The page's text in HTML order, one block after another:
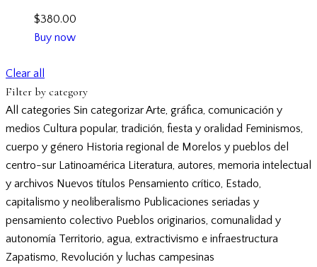
$380.00
Buy now
Clear all
Filter by category
All categories Sin categorizarArte, gráfica, comunicación y
medios Cultura popular, tradición, fiesta y oralidad Feminismos,
cuerpo y género Historia regional de Morelos y pueblos del
centro-sur Latinoamérica Literatura, autores, memoria intelectual
y archivos Nuevos títulos Pensamiento crítico, Estado,
capitalismo y neoliberalismo Publicaciones seriadas y
pensamiento colectivo Pueblos originarios, comunalidad y
autonomía Territorio, agua, extractivismo e infraestructura
Zapatismo, Revolución y luchas campesinas